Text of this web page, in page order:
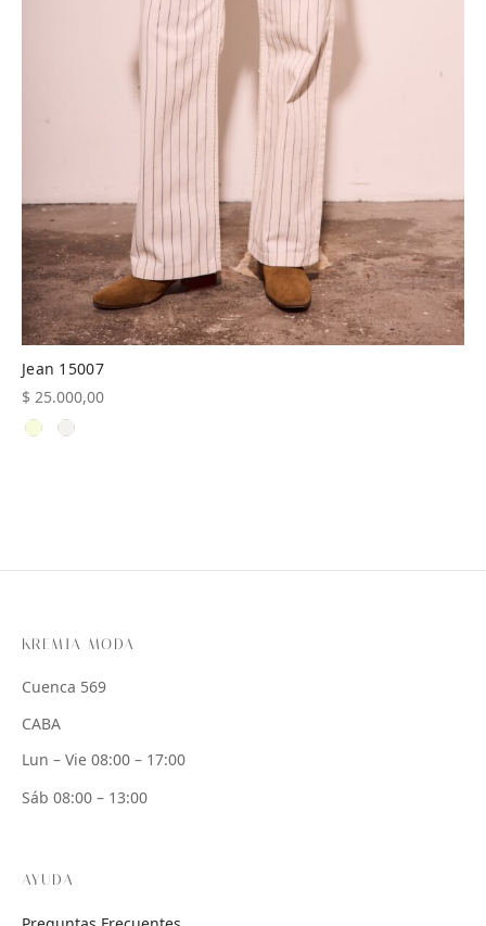
Jean 15007
$ 25.000,00
KREMIA MODA
Cuenca 569
CABA
Lun – Vie 08:00 – 17:00
Sáb 08:00 – 13:00
AYUDA